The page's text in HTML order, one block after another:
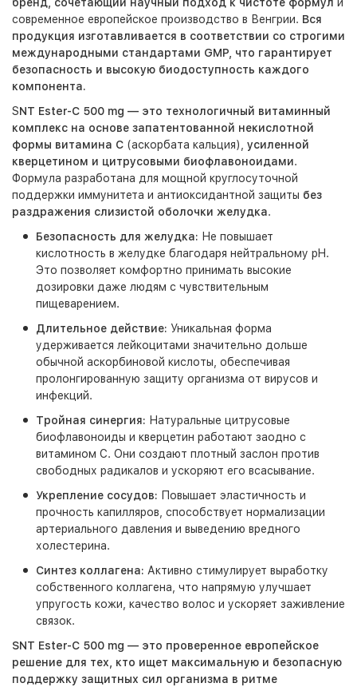
современное европейское производство в Венгрии. Вся
продукция изготавливается в соответствии со строгими
международными стандартами GMP, что гарантирует
безопасность и высокую биодоступность каждого
компонента.
SNT Ester-C 500 mg — это технологичный витаминный
комплекс на основе запатентованной некислотной
формы витамина C (аскорбата кальция),
усиленной
кверцетином и цитрусовыми биофлавоноидами.
Формула разработана для мощной круглосуточной
поддержки иммунитета и антиоксидантной защиты без
раздражения слизистой оболочки желудка.
Безопасность для желудка: Не повышает
кислотность в желудке благодаря нейтральному pH.
Это позволяет комфортно принимать высокие
дозировки даже людям с чувствительным
пищеварением.
Длительное действие: Уникальная форма
удерживается лейкоцитами значительно дольше
обычной аскорбиновой кислоты, обеспечивая
пролонгированную защиту организма от вирусов и
инфекций.
Тройная синергия: Натуральные цитрусовые
биофлавоноиды и кверцетин работают заодно с
витамином C. Они создают плотный заслон против
свободных радикалов и ускоряют его всасывание.
Укрепление сосудов: Повышает эластичность и
прочность капилляров, способствует нормализации
артериального давления и выведению вредного
холестерина.
Синтез коллагена: Активно стимулирует выработку
собственного коллагена, что напрямую улучшает
упругость кожи, качество волос и ускоряет заживление
связок.
SNT Ester-C 500 mg — это проверенное европейское
решение для тех, кто ищет максимальную и безопасную
поддержку защитных сил организма в ритме